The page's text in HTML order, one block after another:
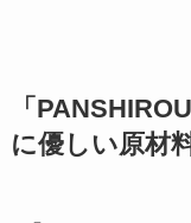
「
に優しい原材